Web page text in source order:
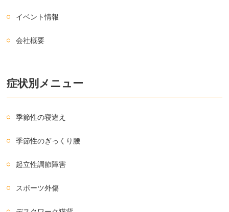
イベント情報
会社概要
症状別メニュー
季節性の寝違え
季節性のぎっくり腰
起立性調節障害
スポーツ外傷